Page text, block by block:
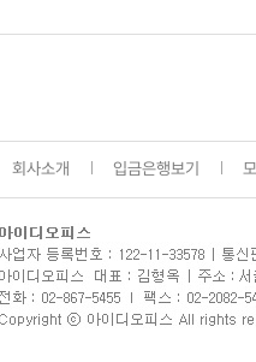
회사소개 입금은행보기